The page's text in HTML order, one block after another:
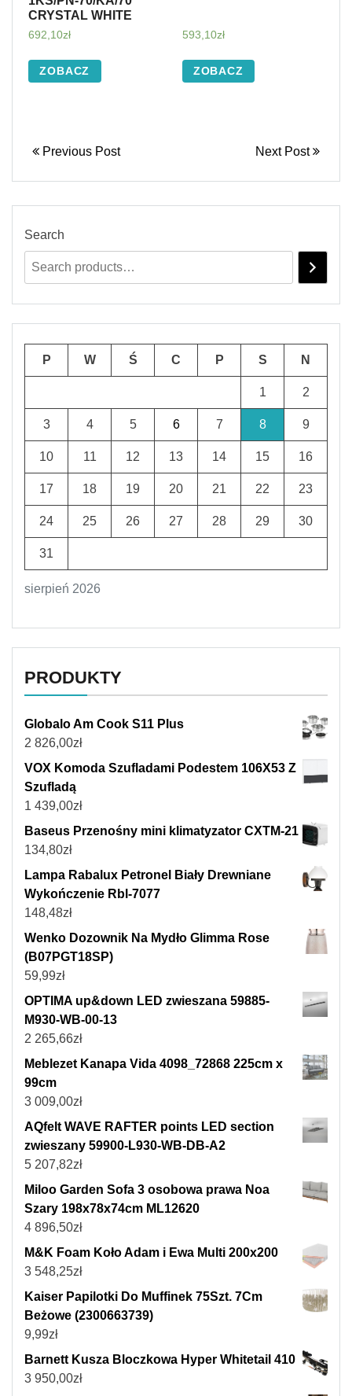
CRYSTAL WHITE
692,10zł
ZOBACZ
593,10zł
ZOBACZ
Previous Post Next Post
Search
sierpień 2026
P W Ś C P S N
1 2
3 4 5 6 7 8 9
10 11 12 13 14 15 16
17 18 19 20 21 22 23
24 25 26 27 28 29 30
31
PRODUKTY
Globalo Am Cook S11 Plus
2 826,00zł
VOX Komoda Szufladami Podestem 106X53 Z
Szufladą
1 439,00zł
Baseus Przenośny mini klimatyzator CXTM-21
134,80zł
Lampa Rabalux Petronel Biały Drewniane
Wykończenie Rbl-7077
148,48zł
Wenko Dozownik Na Mydło Glimma Rose
(B07PGT18SP)
59,99zł
OPTIMA up&down LED zwieszana 59885-
M930-WB-00-13
2 265,66zł
Meblezet Kanapa Vida 4098_72868 225cm x
99cm
3 009,00zł
AQfelt WAVE RAFTER points LED section
zwieszany 59900-L930-WB-DB-A2
5 207,82zł
Miloo Garden Sofa 3 osobowa prawa Noa
Szary 198x78x74cm ML12620
4 896,50zł
M&K Foam Koło Adam i Ewa Multi 200x200
3 548,25zł
Kaiser Papilotki Do Muffinek 75Szt. 7Cm
Beżowe (2300663739)
9,99zł
Barnett Kusza Bloczkowa Hyper Whitetail 410
3 950,00zł